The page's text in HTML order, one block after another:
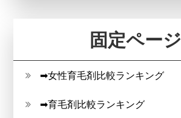
固定ページ
➡女性育毛剤比較ランキング
➡育毛剤比較ランキング